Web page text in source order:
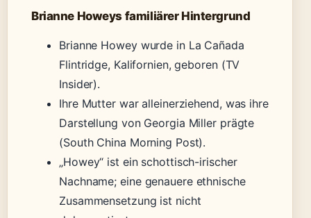
Brianne Howeys familiärer Hintergrund
Brianne Howey wurde in La Cañada
Flintridge, Kalifornien, geboren (TV
Insider).
Ihre Mutter war alleinerziehend, was ihre
Darstellung von Georgia Miller prägte
(South China Morning Post).
„Howey“ ist ein schottisch-irischer
Nachname; eine genauere ethnische
Zusammensetzung ist nicht